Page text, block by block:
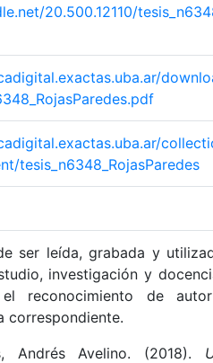
20.500.12110/
tesis_n6348_RojasParedes
ser leída, grabada y
investigación y
reconocimiento de
correspondiente.
Andrés Avelino. (2018).